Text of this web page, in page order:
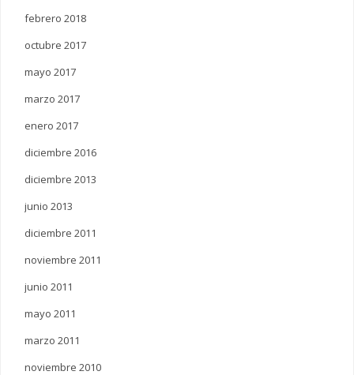
febrero 2018
octubre 2017
mayo 2017
marzo 2017
enero 2017
diciembre 2016
diciembre 2013
junio 2013
diciembre 2011
noviembre 2011
junio 2011
mayo 2011
marzo 2011
noviembre 2010